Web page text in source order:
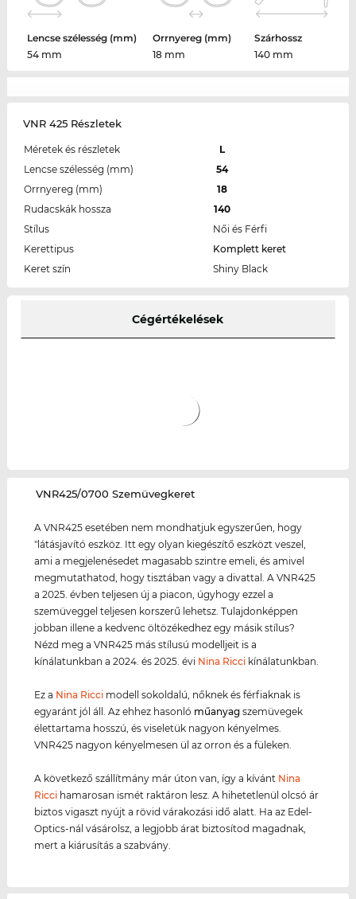
Lencse szélesség (mm)
54 mm
Orrnyereg (mm)
18 mm
Szárhossz
140 mm
VNR 425 Részletek
Méretek és részletek
L
Lencse szélesség (mm)
54
Orrnyereg (mm)
18
Rudacskák hossza
140
Stílus
Női és Férfi
Kerettipus
Komplett keret
Keret szín
Shiny Black
Cégértékelések
‌VNR425/0700 Szemüvegkeret
A VNR425 esetében nem mondhatjuk egyszerűen, hogy
"látásjavító eszköz. Itt egy olyan kiegészítő eszközt veszel,
ami a megjelenésedet magasabb szintre emeli, és amivel
megmutathatod, hogy tisztában vagy a divattal. A VNR425
a 2025. évben teljesen új a piacon, úgyhogy ezzel a
szemüveggel teljesen korszerű lehetsz. Tulajdonképpen
jobban illene a kedvenc öltözékedhez egy másik stílus?
Nézd meg a VNR425 más stílusú modelljeit is a
kínálatunkban a 2024. és 2025. évi Nina Ricci kínálatunkban.
Ez a Nina Ricci modell sokoldalú, nőknek és férfiaknak is
egyaránt jól áll. Az ehhez hasonló műanyag szemüvegek
élettartama hosszú, és viseletük nagyon kényelmes.
VNR425 nagyon kényelmesen ül az orron és a füleken.
A következő szállítmány már úton van, így a kívánt Nina
Ricci hamarosan ismét raktáron lesz. A hihetetlenül olcsó ár
biztos vigaszt nyújt a rövid várakozási idő alatt. Ha az Edel-
Optics-nál vásárolsz, a legjobb árat biztosítod magadnak,
mert a kiárusítás a szabvány.